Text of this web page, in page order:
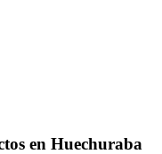
en Huechuraba